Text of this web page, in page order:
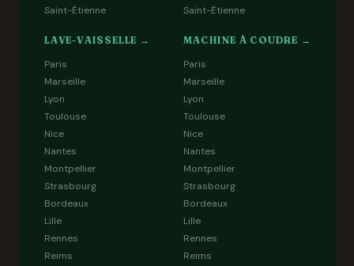
Saint-Étienne
Saint-Étienne
LAVE-VAISSELLE →
Paris
Marseille
Lyon
Toulouse
Nice
Nantes
Montpellier
Strasbourg
Bordeaux
Lille
Rennes
Reims
MACHINE À COUDRE →
Paris
Marseille
Lyon
Toulouse
Nice
Nantes
Montpellier
Strasbourg
Bordeaux
Lille
Rennes
Reims